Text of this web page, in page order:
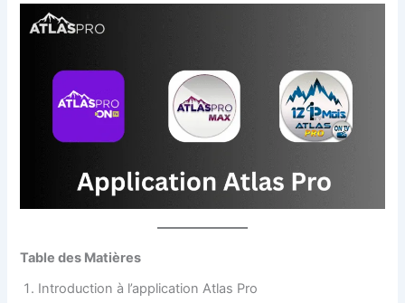
Table des Matières
Introduction à l’application Atlas Pro